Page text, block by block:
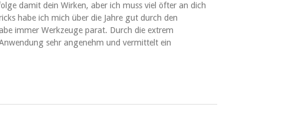
damit dein Wirken, aber ich muss viel öfter an dich
habe ich mich über die Jahre gut durch den
immer Werkzeuge parat. Durch die extrem
sehr angenehm und vermittelt ein